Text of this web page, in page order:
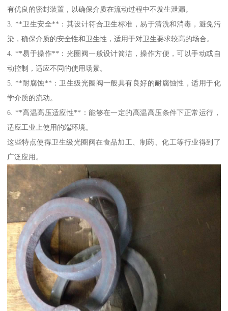
有优良的密封装置，以确保介质在流动过程中不发生泄漏。
3. **卫生安全**：其设计符合卫生标准，易于清洗和消毒，避免污
染，确保介质的安全性和卫生性，适用于对卫生要求较高的场合。
4. **易于操作**：光圈阀一般设计简洁，操作方便，可以手动或自
动控制，适应不同的使用场景。
5. **耐腐蚀**：卫生级光圈阀一般具有良好的耐腐蚀性，适用于化
学介质的流动。
6. **高温高压适应性**：能够在一定的高温高压条件下正常运行，
适应工业上使用的端环境。
这些特点使得卫生级光圈阀在食品加工、制药、化工等行业得到了
广泛应用。